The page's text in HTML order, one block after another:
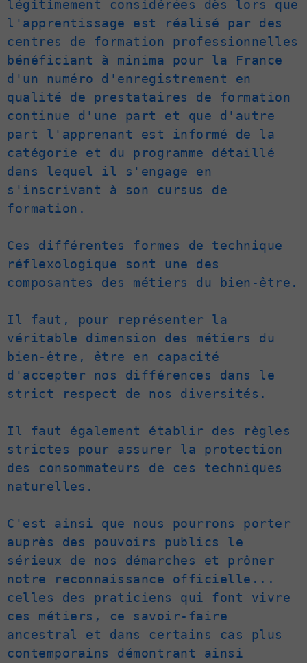
légitimement considérées dès lors que
l'apprentissage est réalisé par des
centres de formation professionnelles
bénéficiant à minima pour la France
d'un numéro d'enregistrement en
qualité de prestataires de formation
continue d'une part et que d'autre
part l'apprenant est informé de la
catégorie et du programme détaillé
dans lequel il s'engage en
s'inscrivant à son cursus de
formation.
Ces différentes formes de technique
réflexologique sont une des
composantes des métiers du bien-être.
Il faut, pour représenter la
véritable dimension des métiers du
bien-être, être en capacité
d'accepter nos différences dans le
strict respect de nos diversités.
Il faut également établir des règles
strictes pour assurer la protection
des consommateurs de ces techniques
naturelles.
C'est ainsi que nous pourrons porter
auprès des pouvoirs publics le
sérieux de nos démarches et prôner
notre reconnaissance officielle...
celles des praticiens qui font vivre
ces métiers, ce savoir-faire
ancestral et dans certains cas plus
contemporains démontrant ainsi